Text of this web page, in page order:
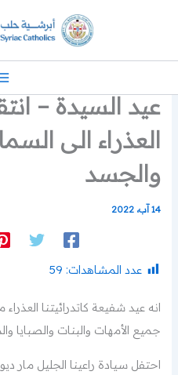
عيد السيدة –
العذراء الى
والجسد
14 آب، 2022
عدد المشاهدات: 59
انه عيد شفيعة كاتدرائيتنا
جميع الأمهات والبنات والصبايا
احتفل سيادة راعينا الجليل مار